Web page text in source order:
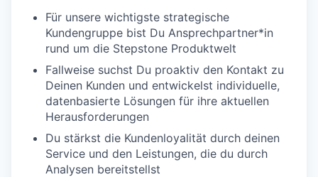
Für unsere wichtigste strategische
Kundengruppe bist Du Ansprechpartner*in
rund um die Stepstone Produktwelt
Fallweise suchst Du proaktiv den Kontakt zu
Deinen Kunden und entwickelst individuelle,
datenbasierte Lösungen für ihre aktuellen
Herausforderungen
Du stärkst die Kundenloyalität durch deinen
Service und den Leistungen, die du durch
Analysen bereitstellst